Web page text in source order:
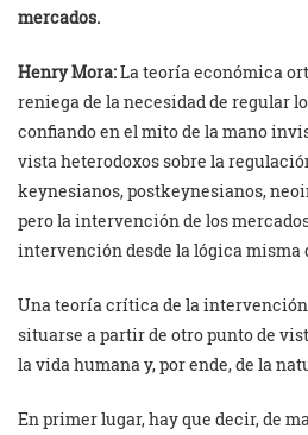
mercados.
Henry Mora:La teoría económica
reniega de la necesidad de regular
confiando en el mito de la mano
vista heterodoxos sobre la
keynesianos, postkeynesianos,
pero la intervención de los
intervención desde la lógica misma
Una teoría crítica de la intervención
situarse a partir de otro punto de
la vida humana y, por ende, de la
En primer lugar, hay que decir, de